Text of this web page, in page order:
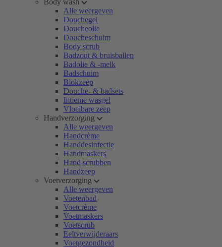
Body wash
Alle weergeven
Douchegel
Doucheolie
Doucheschuim
Body scrub
Badzout & bruisballen
Badolie & -melk
Badschuim
Blokzeep
Douche- & badsets
Intieme wasgel
Vloeibare zeep
Handverzorging
Alle weergeven
Handcrème
Handdesinfectie
Handmaskers
Hand scrubben
Handzeep
Voetverzorging
Alle weergeven
Voetenbad
Voetcrème
Voetmaskers
Voetscrub
Eeltverwijderaars
Voetgezondheid